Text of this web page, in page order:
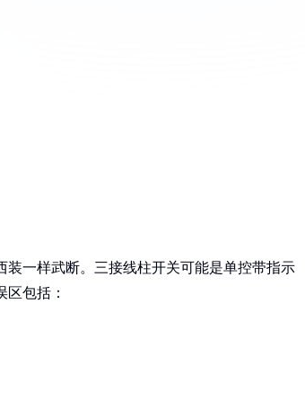
一样武断。三接线柱开关可能是单控带指示
包括：